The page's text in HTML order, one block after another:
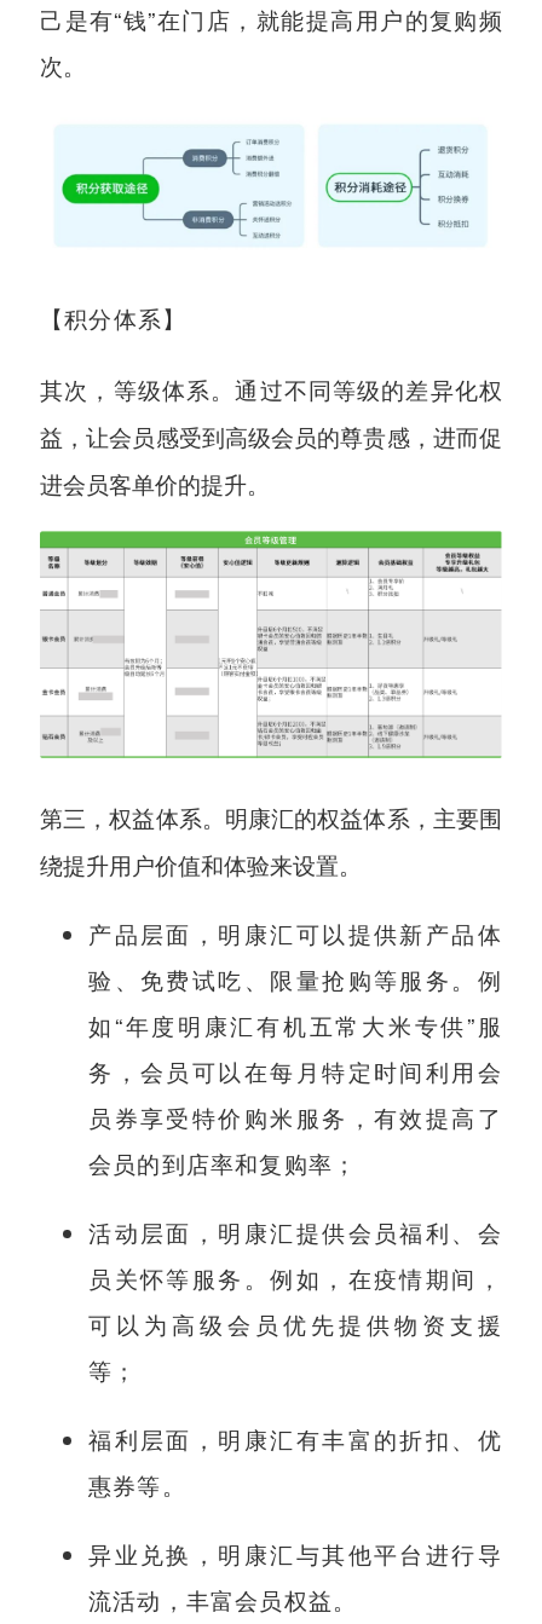
己是有“钱”在门店，就能提高用户的复购频
次。
【积分体系】
其次，等级体系。通过不同等级的差异化权
益，让会员感受到高级会员的尊贵感，进而促
进会员客单价的提升。
第三，权益体系。 明康汇的权益体系，主要围
绕提升用户价值和体验来设置。
产品层面，明康汇可以提供新产品体
验、免费试吃、限量抢购等服务。例
如“年度明康汇有机五常大米专供”服
务，会员可以在每月特定时间利用会
员券享受特价购米服务，有效提高了
会员的到店率和复购率；
活动层面，明康汇提供会员福利、会
员关怀等服务。例如，在疫情期间，
可以为高级会员优先提供物资支援
等；
福利层面，明康汇有丰富的折扣、优
惠券等。
异业兑换，明康汇与其他平台进行导
流活动，丰富会员权益。